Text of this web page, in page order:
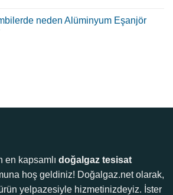
neden Alüminyum Eşanjör
en kapsamlı doğalgaz tesisat
hoş geldiniz! Doğalgaz.net olarak,
yelpazesiyle hizmetinizdeyiz. İster